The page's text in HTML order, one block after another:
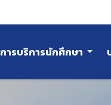
การบริการนักศึกษา